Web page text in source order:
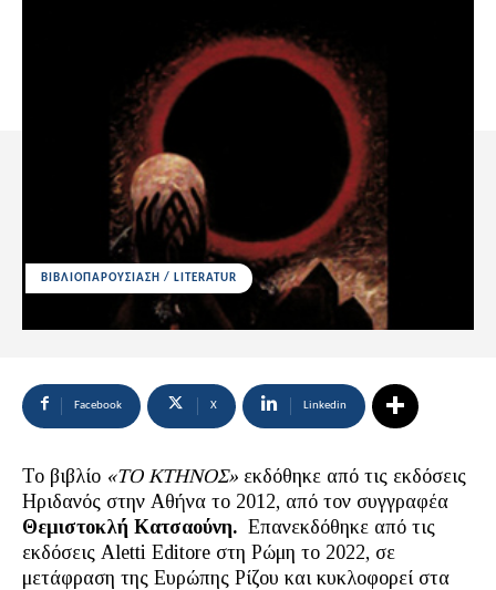
ΒΙΒΛΙΟΠΑΡΟΥΣΙΑΣΗ / LITERATUR
Facebook X Linkedin
Το βιβλίο «ΤΟ ΚΤΗΝΟΣ» εκδόθηκε από τις εκδόσεις
Ηριδανός στην Αθήνα το 2012, από τον συγγραφέα
Θεμιστοκλή Κατσαούνη. Επανεκδόθηκε από τις
εκδόσεις Aletti Editore στη Ρώμη το 2022, σε
μετάφραση της Ευρώπης Ρίζου και κυκλοφορεί στα